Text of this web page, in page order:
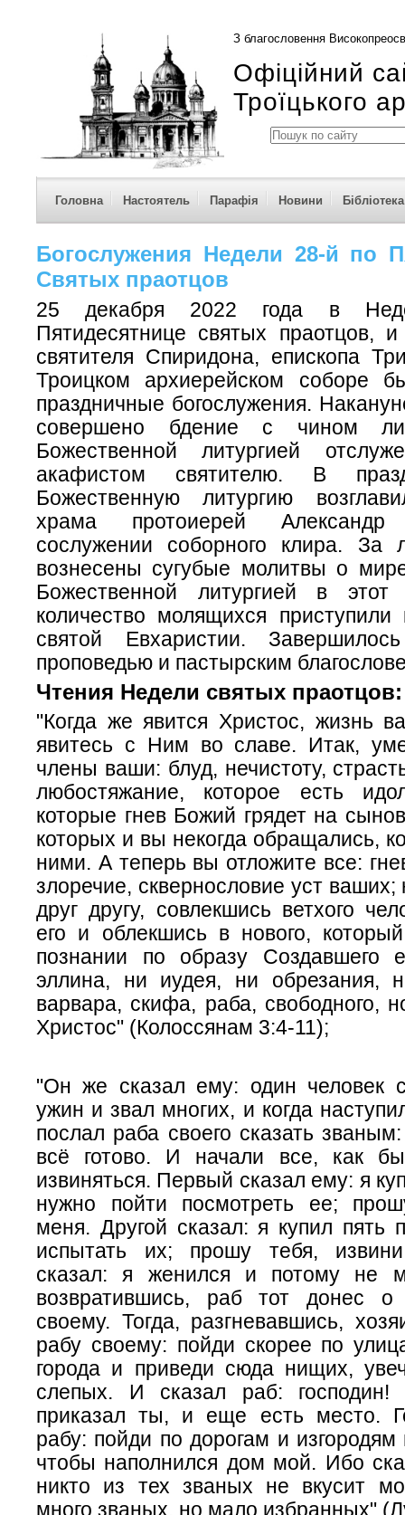
З благословення
Офіційний
Троїцького
Головна Настоятель Парафія Новини Бібліотека
Богослужения Недели 28-й по
Святых праотцов
25 декабря 2022 года в
Пятидесятнице святых праотцов,
святителя Спиридона, епископа
Троицком архиерейском соборе
праздничные богослужения.
совершено бдение с чином
Божественной литургией
акафистом святителю. В
Божественную литургию
храма протоиерей
сослужении соборного клира. За
вознесены сугубые молитвы о
Божественной литургией в
количество молящихся
святой Евхаристии.
проповедью и пастырским
Чтения Недели святых праотцов:
"Когда же явится Христос, жизнь
явитесь с Ним во славе. Итак,
члены ваши: блуд, нечистоту,
любостяжание, которое есть
которые гнев Божий грядет на
которых и вы некогда обращались,
ними. А теперь вы отложите все:
злоречие, сквернословие уст ваших;
друг другу, совлекшись ветхого
его и облекшись в нового,
познании по образу Создавшего
эллина, ни иудея, ни обрезания,
варвара, скифа, раба, свободного,
Христос" (Колоссянам 3:4-11);
"Он же сказал ему: один человек
ужин и звал многих, и когда
послал раба своего сказать
всё готово. И начали все, как бы
извиняться. Первый сказал ему: я
нужно пойти посмотреть ее;
меня. Другой сказал: я купил пять
испытать их; прошу тебя,
сказал: я женился и потому не
возвратившись, раб тот донес о
своему. Тогда, разгневавшись,
рабу своему: пойди скорее по
города и приведи сюда нищих,
слепых. И сказал раб: господин!
приказал ты, и еще есть место.
рабу: пойди по дорогам и
чтобы наполнился дом мой. Ибо
никто из тех званых не вкусит
много званых, но мало избранных"